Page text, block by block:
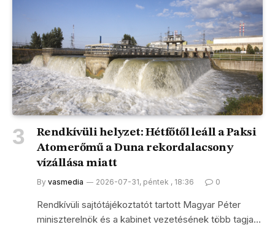
Rendkívüli helyzet: Hétfőtől leáll a Paksi
Atomerőmű a Duna rekordalacsony
vízállása miatt
By vasmedia 2026-07-31, péntek , 18:36 0
Rendkívüli sajtótájékoztatót tartott Magyar Péter
miniszterelnök és a kabinet vezetésének több tagja…